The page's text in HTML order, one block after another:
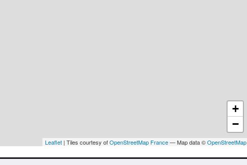
+
−
Leaflet | Tiles courtesy ofOpenStreetMap France— Map data ©OpenStreetMap